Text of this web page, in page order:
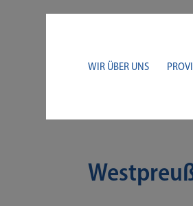
WIR ÜBER UNS